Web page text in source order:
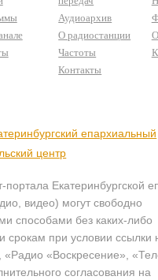
Аудиоархив
О радиостанции
Частоты
Контакты
епархиальный
центр
Екатеринбургской
видео) могут свободно
способами без каких-либо
срокам при условии ссылки
«Радио «Воскресение»,
согласования на